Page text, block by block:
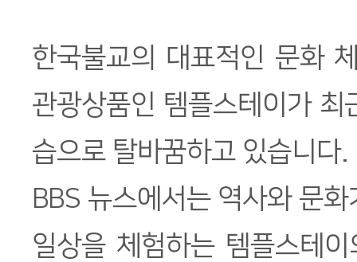
한국불교의 대표적인 문화
관광상품인 템플스테이가 최
습으로 탈바꿈하고 있습니다.
BBS 뉴스에서는 역사와 문
일상을 체험하는 템플스테